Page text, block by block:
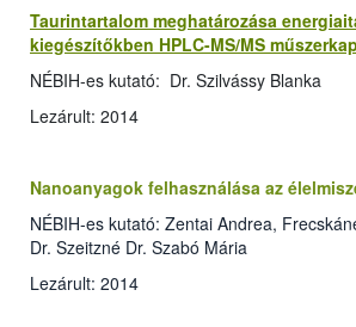
Taurintartalom meghatározása
kiegészítőkben HPLC-MS/MS
NÉBIH-es kutató: Dr. Szilvássy Blanka
Lezárult: 2014
Nanoanyagok felhasználása az
NÉBIH-es kutató: Zentai Andrea,
Dr. Szeitzné Dr. Szabó Mária
Lezárult: 2014